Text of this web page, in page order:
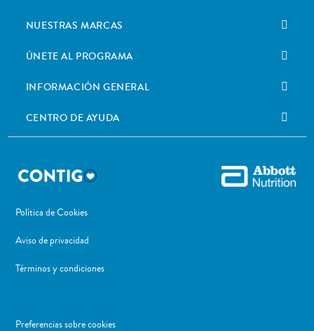
NUESTRAS MARCAS
ÚNETE AL PROGRAMA
INFORMACIÓN GENERAL
CENTRO DE AYUDA
Política de Cookies
Aviso de privacidad
Términos y condiciones
Preferencias sobre cookies